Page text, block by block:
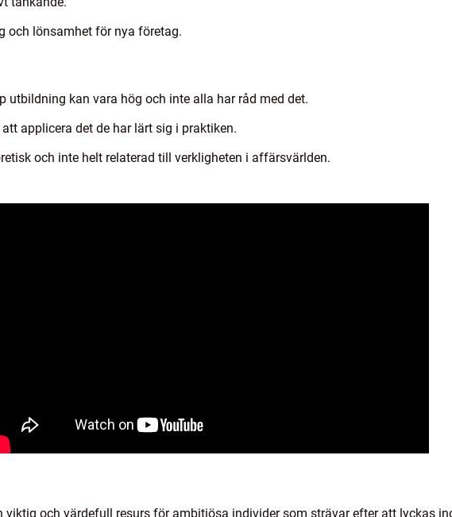
och lönsamhet för nya företag.
utbildning kan vara hög och inte alla har råd med det.
applicera det de har lärt sig i praktiken.
och inte helt relaterad till verkligheten i affärsvärlden.
viktig och värdefull resurs för ambitiösa individer som strävar efter att lyckas